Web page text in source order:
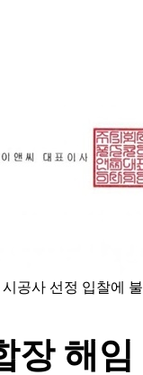
공사 선정 입찰에
해임